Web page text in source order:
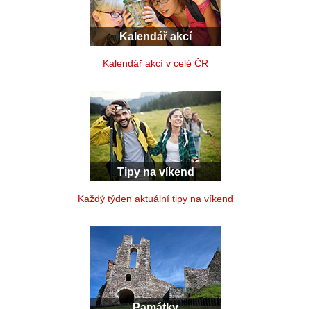
Kalendář akcí
Kalendář akcí v celé ČR
Tipy na víkend
Každý týden aktuální tipy na víkend